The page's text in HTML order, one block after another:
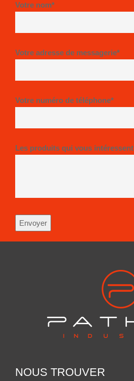
Votre nom*
Votre adresse de messagerie*
Votre numéro de téléphone*
Les produits qui vous intéressent
NOUS TROUVER